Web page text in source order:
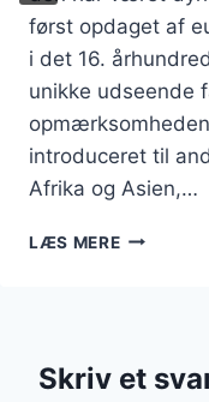
først opdaget af
i det 16.
unikke udseende
introduceret til
Afrika og Asien,…
LÆS MERE
Skriv et